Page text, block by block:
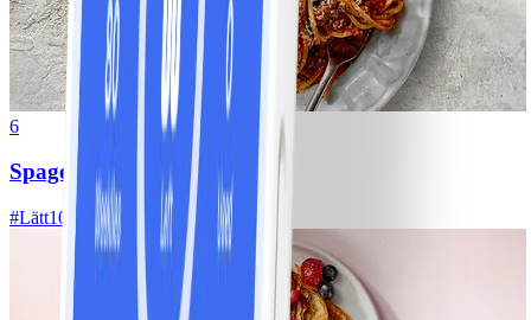
6
Spagetti med köttfärssås
#Lätt10 MIN